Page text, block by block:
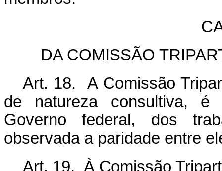
DA COMISSÃO
Art. 18. A Comissão
de natureza consultiva, é
Governo federal, dos
observada a paridade entre
Art. 19. À Comissão